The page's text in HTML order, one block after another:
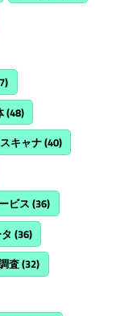
(48)
キャナ(40)
ビス(36)
(36)
査(32)